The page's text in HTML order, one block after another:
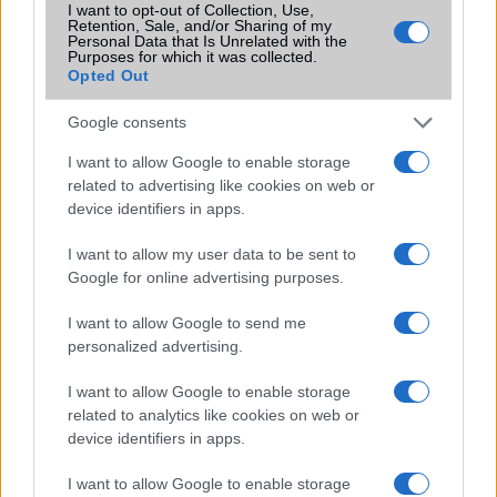
I want to opt-out of Collection, Use,
Retention, Sale, and/or Sharing of my
Personal Data that Is Unrelated with the
Purposes for which it was collected.
Opted Out
Google consents
I want to allow Google to enable storage
related to advertising like cookies on web or
device identifiers in apps.
I want to allow my user data to be sent to
Google for online advertising purposes.
I want to allow Google to send me
personalized advertising.
I want to allow Google to enable storage
related to analytics like cookies on web or
device identifiers in apps.
I want to allow Google to enable storage
Három wireless kütyüt hozott a Xiaomi
Újabb rekordot döntött a Xiaomi
A Poco is követi a Redmit, önálló lett
Debrecenben nyílik a harmadik Xiaomi Mi Store
Meglepetés: a Xiaomi átvette a piac vezetését!
Xiaomi x Leica
LEGOLVASOTTABBAK
UI 9 frissítésből – itt a lista az érintett modellekről